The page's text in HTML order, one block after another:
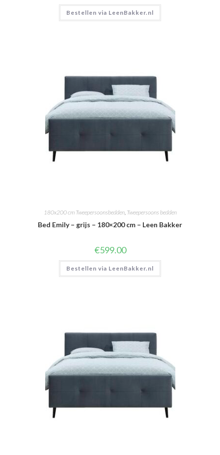
Bestellen via LeenBakker.nl
180x200 cm Tweepersoonsbedden, Tweepersoons bedden
Bed Emily – grijs – 180×200 cm – Leen Bakker
€599.00
Bestellen via LeenBakker.nl